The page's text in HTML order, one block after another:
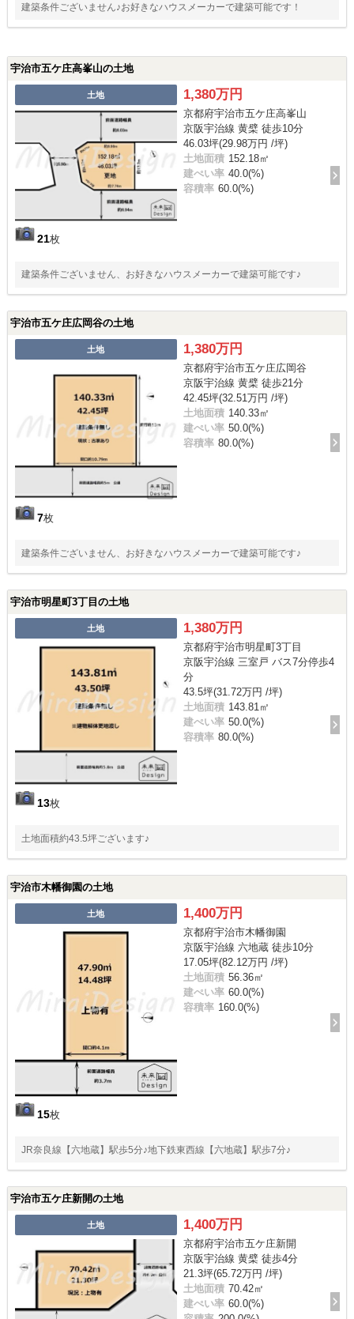
建築条件ございません♪お好きなハウスメーカーで建築可能です！
宇治市五ケ庄高峯山の土地
土地
21枚
1,380万円
京都府宇治市五ケ庄高峯山
京阪宇治線 黄檗 徒歩10分
46.03坪(29.98万円 /坪)
土地面積 152.18㎡
建ぺい率 40.0(%)
容積率 60.0(%)
建築条件ございません、お好きなハウスメーカーで建築可能です♪
宇治市五ケ庄広岡谷の土地
土地
7枚
1,380万円
京都府宇治市五ケ庄広岡谷
京阪宇治線 黄檗 徒歩21分
42.45坪(32.51万円 /坪)
土地面積 140.33㎡
建ぺい率 50.0(%)
容積率 80.0(%)
建築条件ございません、お好きなハウスメーカーで建築可能です♪
宇治市明星町3丁目の土地
土地
13枚
1,380万円
京都府宇治市明星町3丁目
京阪宇治線 三室戸 バス7分停歩4
分
43.5坪(31.72万円 /坪)
土地面積 143.81㎡
建ぺい率 50.0(%)
容積率 80.0(%)
土地面積約43.5坪ございます♪
宇治市木幡御園の土地
土地
15枚
1,400万円
京都府宇治市木幡御園
京阪宇治線 六地蔵 徒歩10分
17.05坪(82.12万円 /坪)
土地面積 56.36㎡
建ぺい率 60.0(%)
容積率 160.0(%)
JR奈良線【六地蔵】駅歩5分♪地下鉄東西線【六地蔵】駅歩7分♪
宇治市五ケ庄新開の土地
土地 1,400万円
京都府宇治市五ケ庄新開
京阪宇治線 黄檗 徒歩4分
21.3坪(65.72万円 /坪)
土地面積 70.42㎡
建ぺい率 60.0(%)